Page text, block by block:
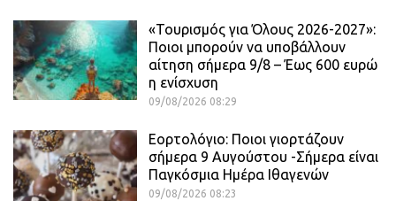
«Τουρισμός για Όλους 2026-2027»:
Ποιοι μπορούν να υποβάλλουν
αίτηση σήμερα 9/8 – Έως 600 ευρώ
η ενίσχυση
09/08/2026 08:29
Εορτολόγιο: Ποιοι γιορτάζουν
σήμερα 9 Αυγούστου -Σήμερα είναι
Παγκόσμια Ημέρα Ιθαγενών
09/08/2026 08:23